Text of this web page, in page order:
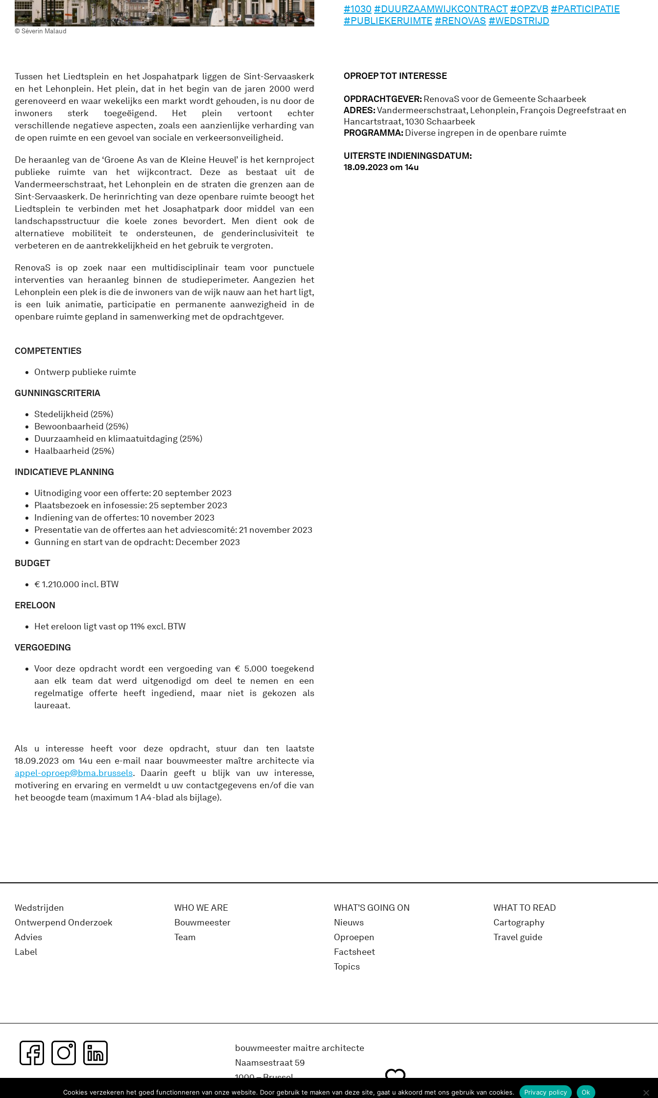
© Séverin Malaud
#1030 #DUURZAAMWIJKCONTRACT #OPZVB #PARTICIPATIE
#PUBLIEKERUIMTE #RENOVAS #WEDSTRIJD
Tussen het Liedtsplein en het Jospahatpark liggen de Sint-Servaaskerk
en het Lehonplein. Het plein, dat in het begin van de jaren 2000 werd
gerenoveerd en waar wekelijks een markt wordt gehouden, is nu door de
inwoners sterk toegeëigend. Het plein vertoont echter
verschillende negatieve aspecten, zoals een aanzienlijke verharding van
de open ruimte en een gevoel van sociale en verkeersonveiligheid.
De heraanleg van de ‘Groene As van de Kleine Heuvel’ is het kernproject
publieke ruimte van het wijkcontract. Deze as bestaat uit de
Vandermeerschstraat, het Lehonplein en de straten die grenzen aan de
Sint-Servaaskerk. De herinrichting van deze openbare ruimte beoogt het
Liedtsplein te verbinden met het Josaphatpark door middel van een
landschapsstructuur die koele zones bevordert. Men dient ook de
alternatieve mobiliteit te ondersteunen, de genderinclusiviteit te
verbeteren en de aantrekkelijkheid en het gebruik te vergroten.
RenovaS is op zoek naar een multidisciplinair team voor punctuele
interventies van heraanleg binnen de studieperimeter. Aangezien het
Lehonplein een plek is die de inwoners van de wijk nauw aan het hart ligt,
is een luik animatie, participatie en permanente aanwezigheid in de
openbare ruimte gepland in samenwerking met de opdrachtgever.
COMPETENTIES
Ontwerp publieke ruimte
GUNNINGSCRITERIA
Stedelijkheid (25%)
Bewoonbaarheid (25%)
Duurzaamheid en klimaatuitdaging (25%)
Haalbaarheid (25%)
INDICATIEVE PLANNING
Uitnodiging voor een offerte: 20 september 2023
Plaatsbezoek en infosessie: 25 september 2023
Indiening van de offertes: 10 november 2023
Presentatie van de offertes aan het adviescomité: 21 november 2023
Gunning en start van de opdracht: December 2023
BUDGET
€ 1.210.000 incl. BTW
ERELOON
Het ereloon ligt vast op 11% excl. BTW
VERGOEDING
Voor deze opdracht wordt een vergoeding van € 5.000 toegekend
aan elk team dat werd uitgenodigd om deel te nemen en een
regelmatige offerte heeft ingediend, maar niet is gekozen als
laureaat.
Als u interesse heeft voor deze opdracht, stuur dan ten laatste
18.09.2023 om 14u een e-mail naar bouwmeester maître architecte via
appel-oproep@bma.brussels. Daarin geeft u blijk van uw interesse,
motivering en ervaring en vermeldt u uw contactgegevens en/of die van
het beoogde team (maximum 1 A4-blad als bijlage).
OPROEP TOT INTERESSE
OPDRACHTGEVER: RenovaS voor de Gemeente Schaarbeek
ADRES:Vandermeerschstraat, Lehonplein, François Degreefstraat en
Hancartstraat, 1030 Schaarbeek
PROGRAMMA: Diverse ingrepen in de openbare ruimte
UITERSTE INDIENINGSDATUM:
18.09.2023 om 14u
Wedstrijden
Ontwerpend Onderzoek
Advies
Label
WHO WE ARE
Bouwmeester
Team
WHAT'S GOING ON
Nieuws
Oproepen
Factsheet
Topics
WHAT TO READ
Cartography
Travel guide
Subscribe to our newsletter
bouwmeester maitre architecte
Naamsestraat 59
1000 – Brussel
België
Cookies verzekeren het goed functionneren van onze website. Door gebruik te maken van deze site, gaat u akkoord met ons gebruik van cookies. Ok
Privacy policy